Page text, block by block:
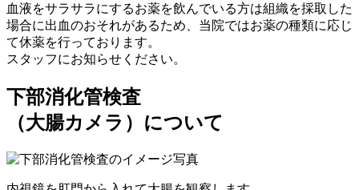
血液をサラサラにするお薬を飲んでいる方は組織を採取した
場合に出血のおそれがあるため、当院ではお薬の種類に応じ
て休薬を行っております。
スタッフにお知らせください。
下部消化管検査
（大腸カメラ）について